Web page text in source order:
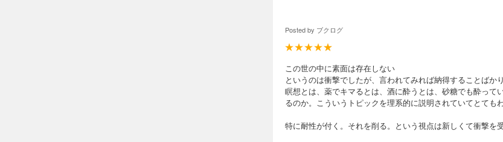
Posted by ブクログ
この世の中に素面は存在しない
というのは衝撃でしたが、言われてみれば納得することばかり
瞑想とは、薬でキマるとは、酒に酔うとは、砂糖でも酔って
るのか。こういうトピックを理系的に説明されていてとても
特に耐性が付く。それを削る。という視点は新しくて衝撃を受